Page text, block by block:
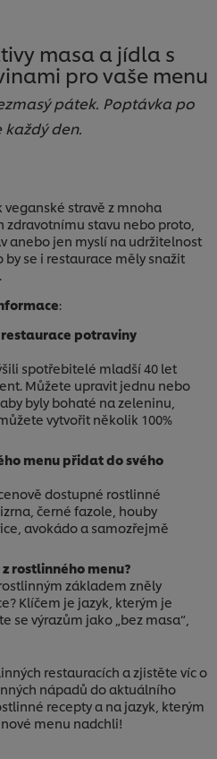
masa a jídla s
pro vaše menu
pátek. Poptávka po
den.
stravě z mnoha
zdravotnímu stavu nebo proto,
anebo jen myslí na udržitelnost
se i restaurace měly snažit
:
restaurace potraviny
spotřebitelé mladší 40 let
Můžete upravit jednu nebo
byly bohaté na zeleninu,
vytvořit několik 100%
menu přidat do svého
dostupné rostlinné
černé fazole, houby
avokádo a samozřejmě
rostlinného menu?
základem zněly
Klíčem je jazyk, kterým je
se výrazům jako „bez masa“,
restauracích a zjistěte víc o
nápadů do aktuálního
recepty a na jazyk, kterým
menu nadchli!